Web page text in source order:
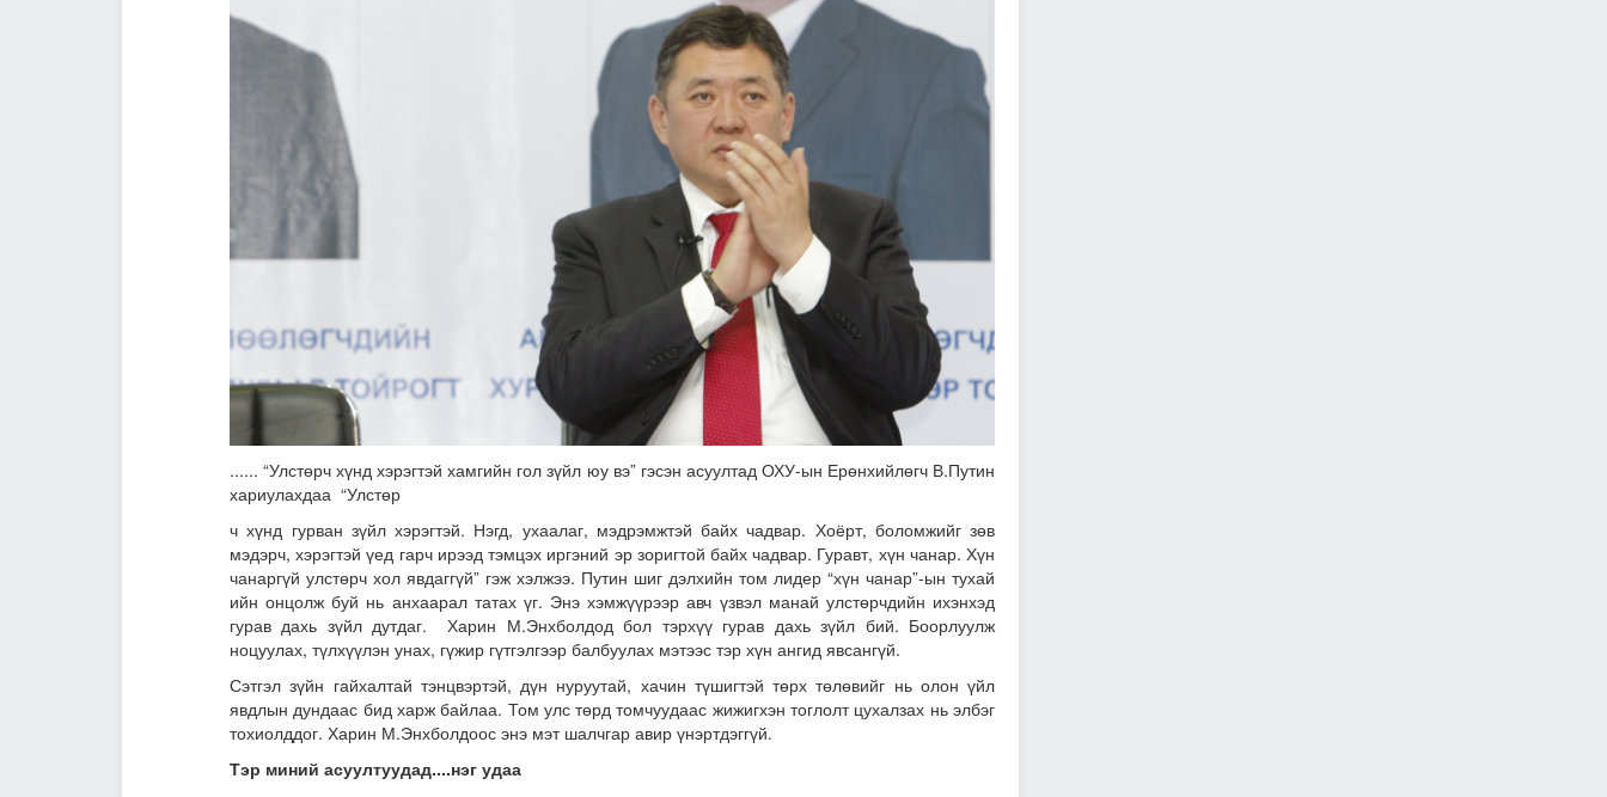
...... “Улстөрч хүнд хэрэгтэй хамгийн гол зүйл юу вэ” гэсэн асуултад ОХУ-ын Ерөнхийлөгч В.Путин
хариулахдаа “Улстөр
ч хүнд гурван зүйл хэрэгтэй. Нэгд, ухаалаг, мэдрэмжтэй байх чадвар. Хоёрт, боломжийг зөв
мэдэрч, хэрэгтэй үед гарч ирээд тэмцэх иргэний эр зоригтой байх чадвар. Гуравт, хүн чанар. Хүн
чанаргүй улстөрч хол явдаггүй” гэж хэлжээ. Путин шиг дэлхийн том лидер “хүн чанар”-ын тухай
ийн онцолж буй нь анхаарал татах үг. Энэ хэмжүүрээр авч үзвэл манай улстөрчдийн ихэнхэд
гурав дахь зүйл дутдаг. Харин М.Энхболдод бол тэрхүү гурав дахь зүйл бий. Боорлуулж
ноцуулах, түлхүүлэн унах, гүжир гүтгэлгээр балбуулах мэтээс тэр хүн ангид явсангүй.
Сэтгэл зүйн гайхалтай тэнцвэртэй, дүн нуруутай, хачин түшигтэй төрх төлөвийг нь олон үйл
явдлын дундаас бид харж байлаа. Том улс төрд томчуудаас жижигхэн тоглолт цухалзах нь элбэг
тохиолддог. Харин М.Энхболдоос энэ мэт шалчгар авир үнэртдэггүй.
Тэр миний асуултуудад....нэг удаа